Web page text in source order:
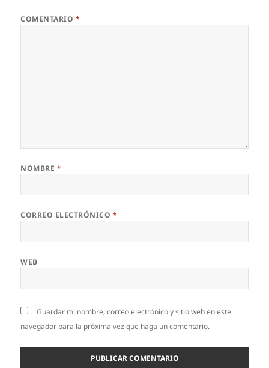
COMENTARIO *
NOMBRE *
CORREO ELECTRÓNICO *
WEB
Guardar mi nombre, correo electrónico y sitio web en este
navegador para la próxima vez que haga un comentario.